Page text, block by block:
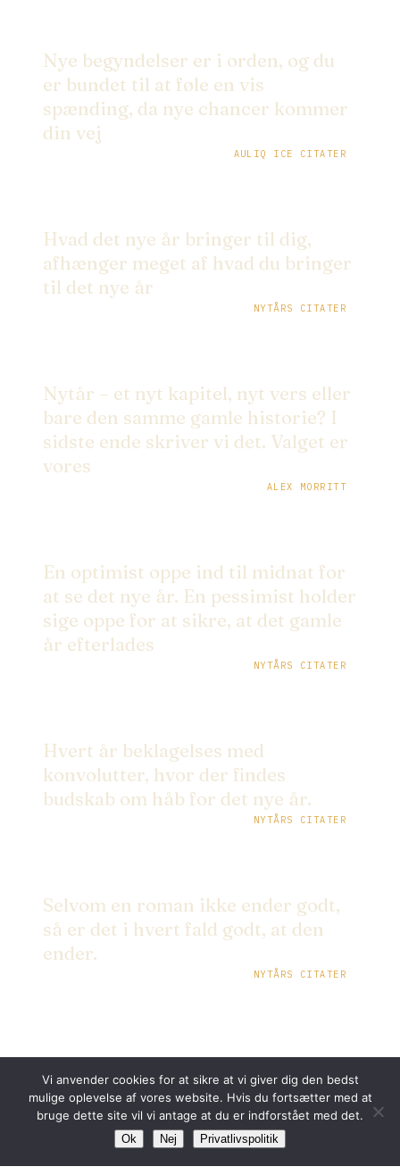
Nye begyndelser er i orden, og du
er bundet til at føle en vis
spænding, da nye chancer kommer
din vej
AULIQ ICE CITATER
Hvad det nye år bringer til dig,
afhænger meget af hvad du bringer
til det nye år
NYTÅRS CITATER
Nytår – et nyt kapitel, nyt vers eller
bare den samme gamle historie? I
sidste ende skriver vi det. Valget er
vores
ALEX MORRITT
En optimist oppe ind til midnat for
at se det nye år. En pessimist holder
sige oppe for at sikre, at det gamle
år efterlades
NYTÅRS CITATER
Hvert år beklagelses med
konvolutter, hvor der findes
budskab om håb for det nye år.
NYTÅRS CITATER
Selvom en roman ikke ender godt,
så er det i hvert fald godt, at den
ender.
NYTÅRS CITATER
← TIL FORSIDEN
Vi anvender cookies for at sikre at vi giver dig den bedst
mulige oplevelse af vores website. Hvis du fortsætter med at
bruge dette site vil vi antage at du er indforstået med det.
Ok Nej Privatlivspolitik